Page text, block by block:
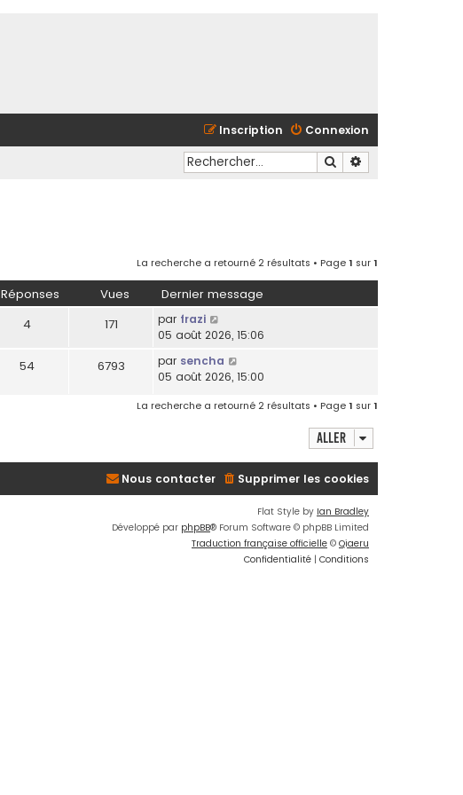
Connexion
Inscription
Rechercher
La recherche a retourné 2 résultats • Page1 sur1
Réponses Vues Dernier message
4 171 par frazi
05 août 2026, 15:06
54 6793 par sencha
05 août 2026, 15:00
La recherche a retourné 2 résultats • Page1 sur1
Aller
Supprimer les cookies
Nous contacter
Flat Style by Ian Bradley
Développé par phpBB® Forum Software © phpBB Limited
Traduction française officielle © Qiaeru
Confidentialité | Conditions